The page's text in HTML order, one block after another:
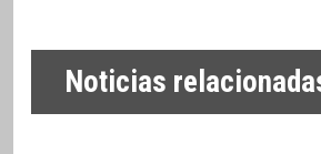
Noticias